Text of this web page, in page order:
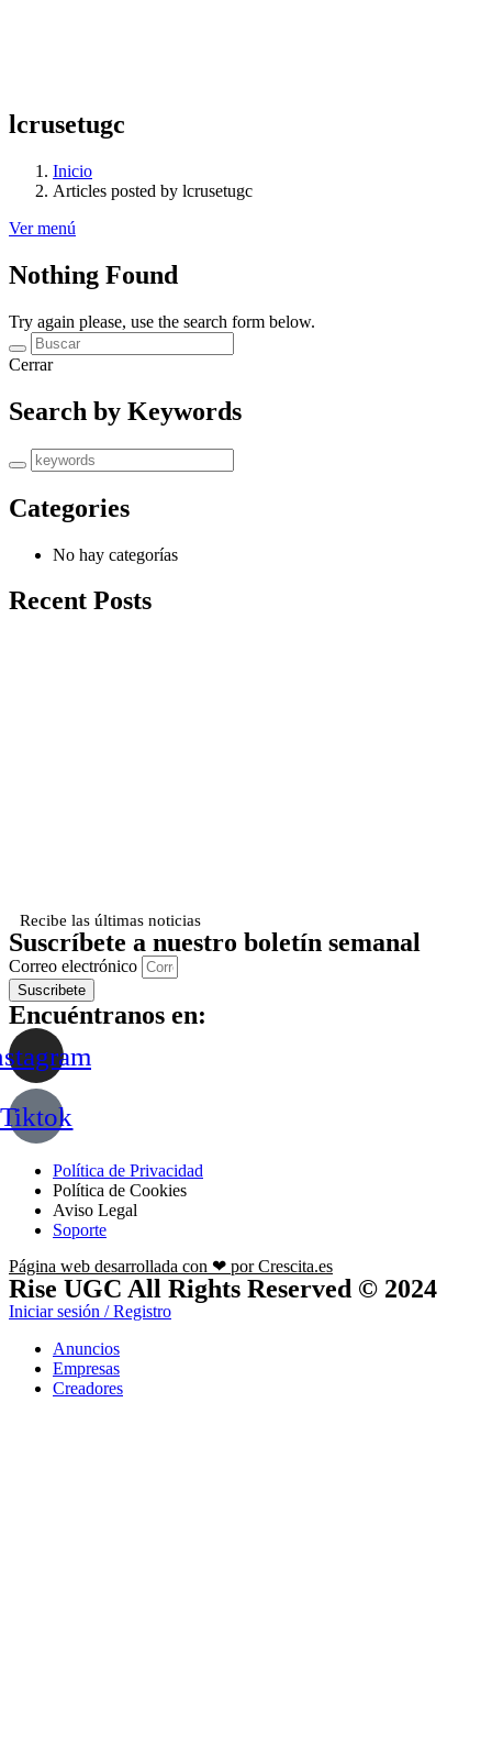
lcrusetugc
Inicio
Articles posted by lcrusetugc
Ver menú
Nothing Found
Try again please, use the search form below.
Cerrar
Search by Keywords
Categories
No hay categorías
Recent Posts
Recibe las últimas noticias
Suscríbete a nuestro boletín semanal
Correo electrónico
Suscribete
Encuéntranos en:
Tiktok
Política de Privacidad
Política de Cookies
Aviso Legal
Soporte
Página web desarrollada con ❤ por Crescita.es
Rise UGC All Rights Reserved © 2024
Iniciar sesión / Registro
Anuncios
Empresas
Creadores